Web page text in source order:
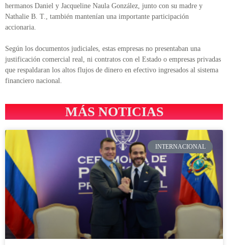
hermanos Daniel y Jacqueline Naula González, junto con su madre y
Nathalie B. T., también mantenían una importante participación
accionaria.
Según los documentos judiciales, estas empresas no presentaban una
justificación comercial real, ni contratos con el Estado o empresas privadas
que respaldaran los altos flujos de dinero en efectivo ingresados al sistema
financiero nacional.
MÁS NOTICIAS
INTERNACIONAL